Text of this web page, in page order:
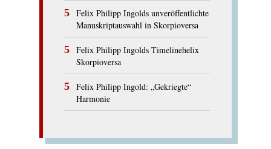
Felix Philipp Ingolds unveröffentlichte
Manuskriptauswahl in Skorpioversa
Felix Philipp Ingolds Timelinehelix
Skorpioversa
Felix Philipp Ingold: „Gekriegte“
Harmonie